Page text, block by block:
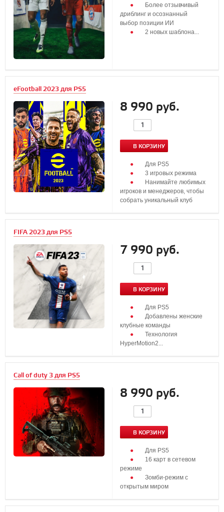
Более отзывчивый
дриблинг и осознанный
выбор позиции ИИ
2 новых шаблона...
eFootball 2023 для PS5
8 990 руб.
В КОРЗИНУ
Для PS5
3 игровых режима
Нанимайте любимых
игроков и менеджеров, чтобы
собрать уникальный клуб
FIFA 2023 для PS5
7 990 руб.
В КОРЗИНУ
Для PS5
Добавлены женские
клубные команды
Технология
HyperMotion2...
Call of duty 3 для PS5
8 990 руб.
В КОРЗИНУ
Для PS5
16 карт в сетевом
режиме
Зомби-режим с
открытым миром